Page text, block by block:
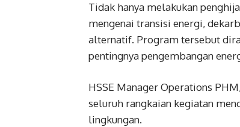
Tidak hanya melakukan
mengenai transisi energi,
alternatif. Program tersebut
pentingnya pengembangan
HSSE Manager Operations
seluruh rangkaian kegiatan
lingkungan.